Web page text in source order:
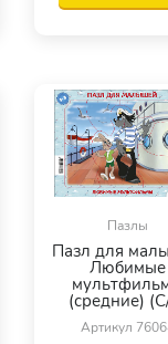
Пазлы
Пазл для
Любимые
(средние)
Артикул